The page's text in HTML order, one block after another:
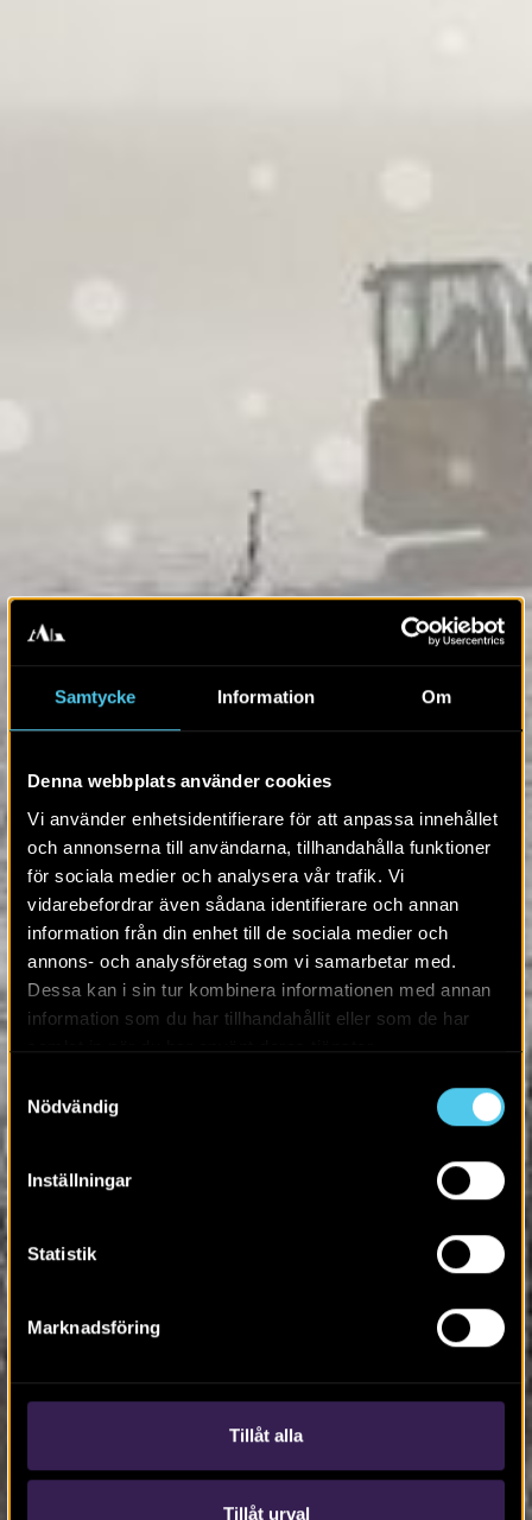
Samtycke Information Om
Denna webbplats använder cookies
Vi använder enhetsidentifierare för att anpassa innehållet
och annonserna till användarna, tillhandahålla funktioner
för sociala medier och analysera vår trafik. Vi
vidarebefordrar även sådana identifierare och annan
information från din enhet till de sociala medier och
annons- och analysföretag som vi samarbetar med.
Dessa kan i sin tur kombinera informationen med annan
information som du har tillhandahållit eller som de har
Nödvändig
Inställningar
Statistik
Marknadsföring
Tillåt alla
Tillåt urval